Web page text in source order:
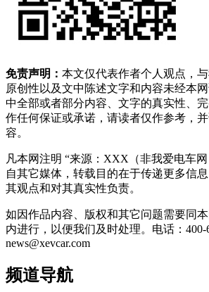
免责声明： 本文仅代表作者个人观点，
原创性以及文中陈述文字和内容未经本
中全部或者部分内容、文字的真实性、
作任何保证或承诺，请读者仅作参考，
容。
凡本网注明 “来源：XXX（非我爱电车
自其它媒体，转载目的在于传递更多信
其观点和对其真实性负责。
如因作品内容、版权和其它问题需要同
内进行，以便我们及时处理。电话：400-
news@xevcar.com
频道导航